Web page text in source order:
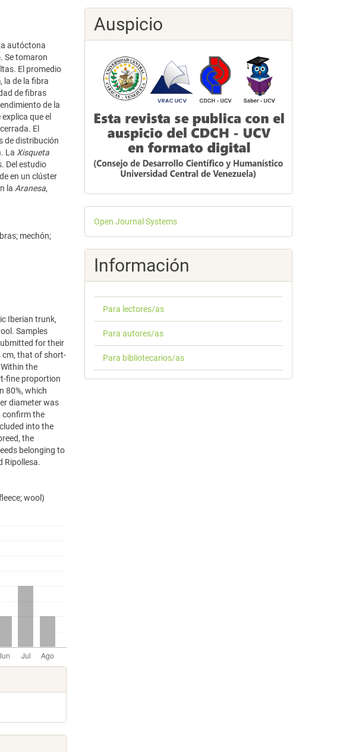
autóctona
Se tomaron
El promedio
la de la fibra
de fibras
de la
que el
El
de distribución
La Xisqueta
Del estudio
en un clúster
la Aranesa,
mechón;
Iberian trunk,
Samples
for their
cm, that of short-
the
fine proportion
80%, which
diameter was
confirm the
into the
the
belonging to
Ripollesa.
wool)
Auspicio
Desarrollado
por
Open Journal Systems
Información
Para lectores/as
Para autores/as
Para bibliotecarios/as